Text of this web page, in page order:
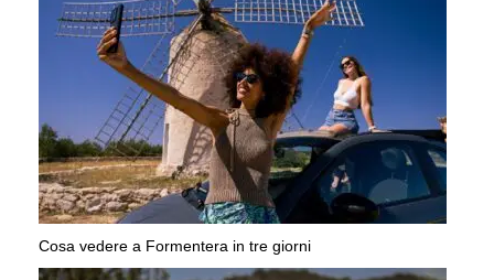
Cosa vedere a Formentera in tre giorni